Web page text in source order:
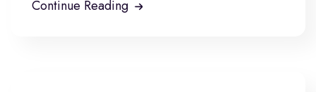
Continue Reading